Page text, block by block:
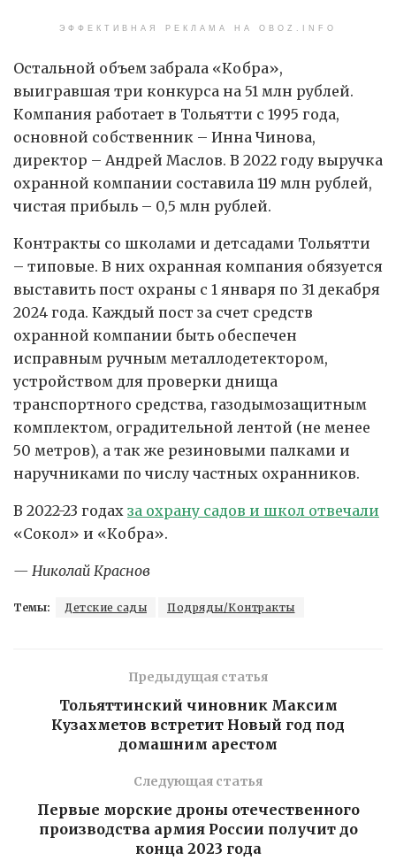
ЭФФЕКТИВНАЯ РЕКЛАМА НА OBOZ.INFO
Остальной объем забрала «Кобра»,
выигравшая три конкурса на 51 млн рублей.
Компания работает в Тольятти с 1995 года,
основной собственник – Инна Чинова,
директор – Андрей Маслов. В 2022 году выручка
охранной компании составила 119 млн рублей,
чистая прибыль – 0,5 млн рублей.
Контракты со школами и детсадами Тольятти
– типовые. В них охранная компания обязуется
выставить пост охраны с 1 января по 31 декабря
2024 года. Каждый пост за счет средств
охранной компании быть обеспечен
исправным ручным металлодетектором,
устройством для проверки днища
транспортного средства, газодымозащитным
комплектом, оградительной лентой (не менее
50 метров), а так же резиновыми палками и
наручниками по числу частных охранников.
В 2022-23 годах за охрану садов и школ отвечали
«Сокол» и «Кобра».
— Николай Краснов
Темы: Детские сады Подряды/Контракты
Предыдущая статья
Тольяттинский чиновник Максим
Кузахметов встретит Новый год под
домашним арестом
Следующая статья
Первые морские дроны отечественного
производства армия России получит до
конца 2023 года